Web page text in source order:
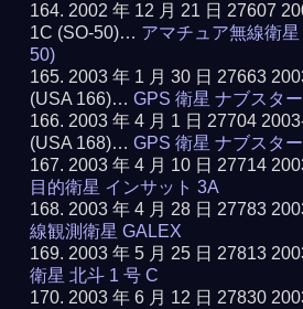
2002 年 12 月 21 日 27607
1C (SO-50)… アマチュア無線衛
50)
2003 年 1 月 30 日 27663
(USA 166)…GPS 衛星 ナブスタ
2003 年 4 月 1 日 27704
(USA 168)…GPS 衛星 ナブスタ
2003 年 4 月 10 日 27714
目的衛星 インサット 3A
2003 年 4 月 28 日 27783
線観測衛星 GALEX
2003 年 5 月 25 日 27813
衛星 北斗 1 号 C
2003 年 6 月 12 日 27830